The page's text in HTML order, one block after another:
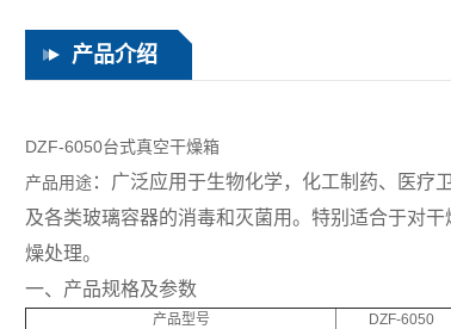
产品介绍
DZF-6050台式真空干燥箱
产品用途：广泛应用于生物化学，化工制药、医疗
及各类玻璃容器的消毒和灭菌用。特别适合于对
燥处理。
一、产品规格及参数
产品型号 DZF-6050